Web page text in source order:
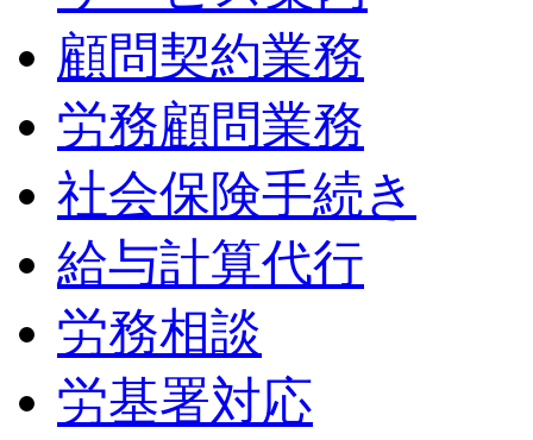
顧問契約業務
労務顧問業務
社会保険手続き
給与計算代行
労務相談
労基署対応